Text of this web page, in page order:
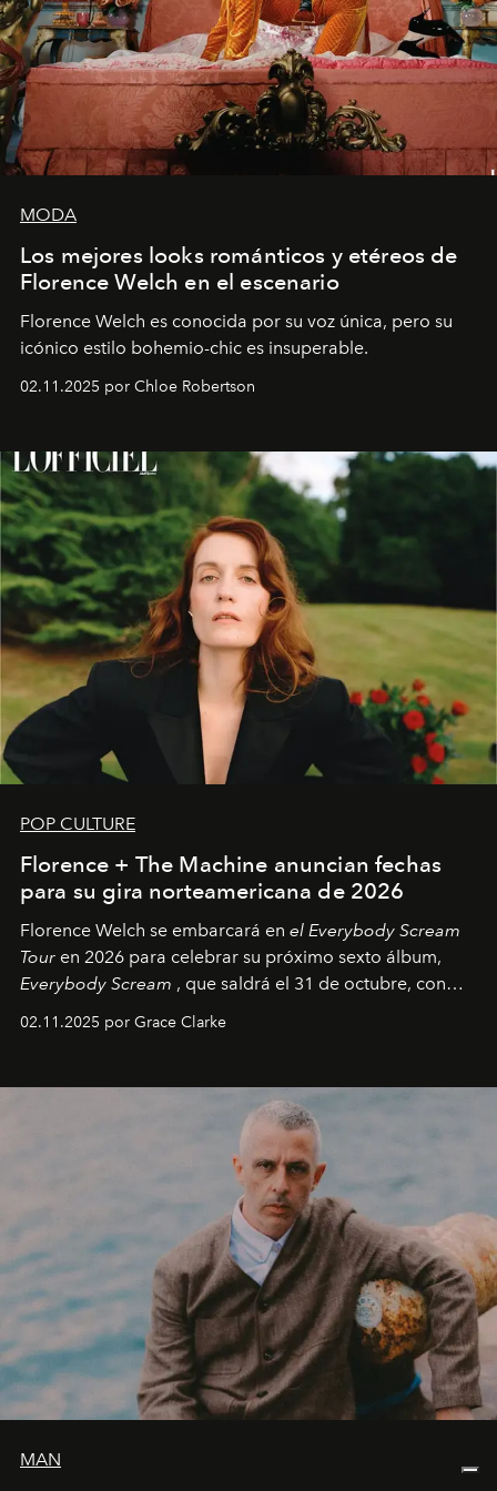
MODA
Los mejores looks románticos y etéreos de
Florence Welch en el escenario
Florence Welch es conocida por su voz única, pero su
icónico estilo bohemio-chic es insuperable.
02.11.2025 por Chloe Robertson
POP CULTURE
Florence + The Machine anuncian fechas
para su gira norteamericana de 2026
Florence Welch se embarcará en el Everybody Scream
Tour en 2026 para celebrar su próximo sexto álbum,
Everybody Scream , que saldrá el 31 de octubre, con
02.11.2025 por Grace Clarke
MAN